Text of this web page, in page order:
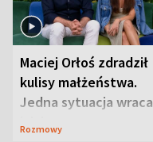
Maciej Orłoś zdradził
kulisy małżeństwa.
Jedna sytuacja wraca
jak bumerang
Rozmowy